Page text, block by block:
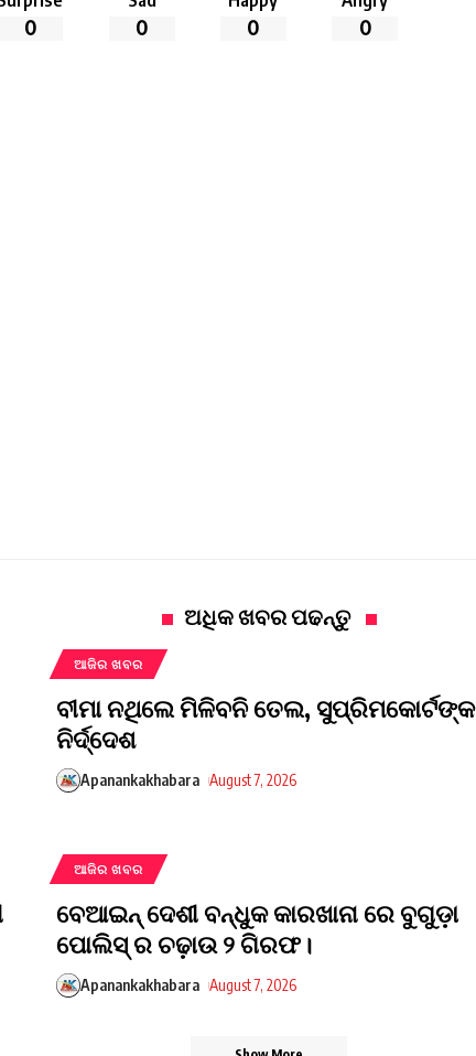
0
0
0
0
ଅଧିକ ଖବର ପଢନ୍ତୁ
ଆଜିର ଖବର
ବୀମା ନଥିଲେ ମିଳିବନି ତେଲ, ସୁପ୍ରିମକୋର୍ଟଙ୍କ
ନିର୍ଦ୍ଦେଶ
Apanankakhabara August 7, 2026
ଆଜିର ଖବର
ବେଆଇନ୍ ଦେଶୀ ବନ୍ଧୁକ କାରଖାନା ରେ ବୁଗୁଡ଼ା
ପୋଲିସ୍ ର ଚଢ଼ାଉ ୨ ଗିରଫ।
Apanankakhabara August 7, 2026